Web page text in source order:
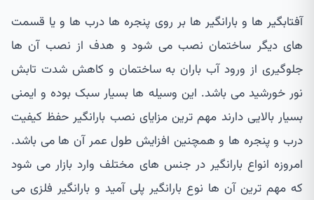
آفتابگیر ها و بارانگیر ها بر روی پنجره ها درب ها و یا قسمت
های دیگر ساختمان نصب می شود و هدف از نصب آن ها
جلوگیری از ورود آب باران به ساختمان و کاهش شدت تابش
نور خورشید می باشد. این وسیله ها بسیار سبک بوده و ایمنی
بسیار بالایی دارند مهم ترین مزایای نصب بارانگیر حفظ کیفیت
درب و پنجره ها و همچنین افزایش طول عمر آن ها می باشد.
امروزه انواع بارانگیر در جنس های مختلف وارد بازار می شود
که مهم ترین آن ها نوع بارانگیر پلی آمید و بارانگیر فلزی می